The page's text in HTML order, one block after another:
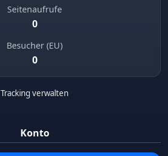
Seitenaufrufe
0
Besucher (EU)
0
Tracking verwalten
Konto